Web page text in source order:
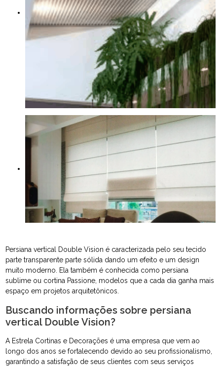
Persiana vertical Double Vision é caracterizada pelo seu tecido
parte transparente parte sólida dando um efeito e um design
muito moderno. Ela também é conhecida como persiana
sublime ou cortina Passione, modelos que a cada dia ganha mais
espaço em projetos arquitetônicos.
Buscando informações sobre persiana
vertical Double Vision?
A Estrela Cortinas e Decorações é uma empresa que vem ao
longo dos anos se fortalecendo devido ao seu profissionalismo,
garantindo a satisfação de seus clientes com seus serviços